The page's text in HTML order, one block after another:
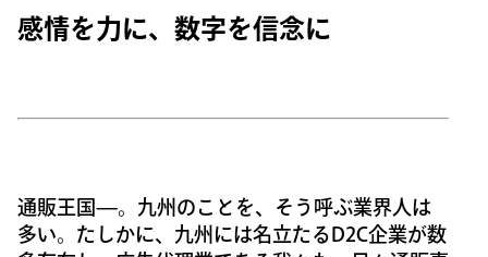
感情を力に、数字を信念に
通販王国—。九州のことを、そう呼ぶ業界人は
多い。たしかに、九州には名立たるD2C企業が数